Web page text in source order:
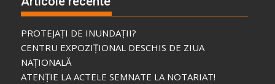
PROTEJAȚI DE INUNDAȚII?
CENTRU EXPOZIȚIONAL DESCHIS DE ZIUA
NAȚIONALĂ
ATENȚIE LA ACTELE SEMNATE LA NOTARIAT!